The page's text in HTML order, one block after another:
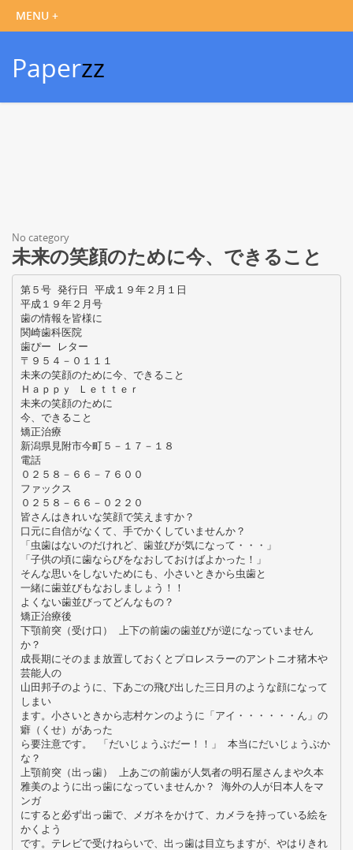
Paperzz
No category
未来の笑顔のために今、できること
第５号 発行日 平成１９年２月１日
平成１９年２月号
歯の情報を皆様に
関崎歯科医院
歯ぴー レター
〒９５４－０１１１
未来の笑顔のために今、できること
Ｈａｐｐｙ Ｌｅｔｔｅｒ
未来の笑顔のために
今、できること
矯正治療
新潟県見附市今町５－１７－１８
電話
０２５８－６６－７６００
ファックス
０２５８－６６－０２２０
皆さんはきれいな笑顔で笑えますか？
口元に自信がなくて、手でかくしていませんか？
「虫歯はないのだけれど、歯並びが気になって・・・」
「子供の頃に歯ならびをなおしておけばよかった！」
そんな思いをしないためにも、小さいときから虫歯と
一緒に歯並びもなおしましょう！！
よくない歯並びってどんなもの？
矯正治療後
下顎前突（受け口） 上下の前歯の歯並びが逆になっていません
か？
成長期にそのまま放置しておくとプロレスラーのアントニオ猪木や
芸能人の
山田邦子のように、下あごの飛び出した三日月のような顔になって
しまい
ます。小さいときから志村ケンのように「アイ・・・・・・ん」の
癖（くせ）があった
ら要注意です。 「だいじょうぶだー！！」 本当にだいじょうぶか
な？
上顎前突（出っ歯） 上あごの前歯が人気者の明石屋さんまや久本
雅美のように出っ歯になっていませんか？ 海外の人が日本人をマ
ンガ
にすると必ず出っ歯で、メガネをかけて、カメラを持っている絵を
かくよう
です。テレビで受けねらいで、出っ歯は目立ちますが、やはりきれ